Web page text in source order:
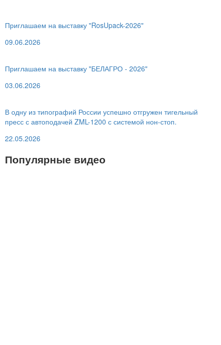
Приглашаем на выставку "RosUpack-2026"
09.06.2026
Приглашаем на выставку "БЕЛАГРО - 2026"
03.06.2026
В одну из типографий России успешно отгружен тигельный
пресс с автоподачей ZML-1200 с системой нон-стоп.
22.05.2026
Популярные видео